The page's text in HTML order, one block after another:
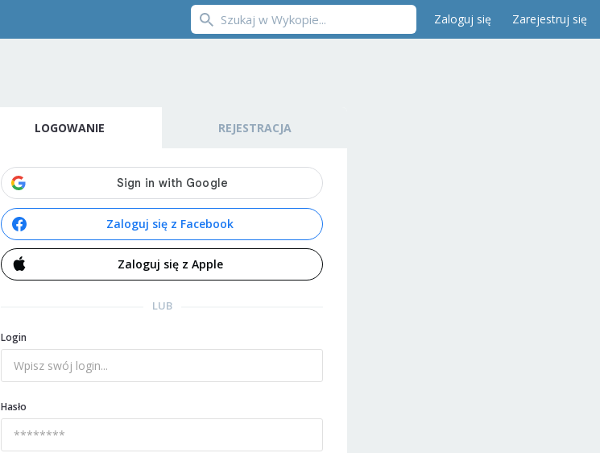
Zaloguj się Zarejestruj się
LOGOWANIE REJESTRACJA
Zaloguj się z Facebook
Zaloguj się z Apple
LUB
Login
Hasło